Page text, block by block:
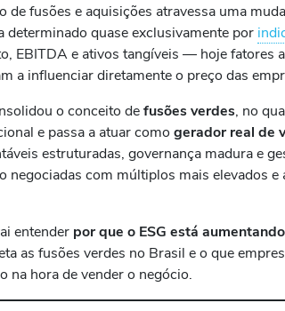
de fusões e aquisições atravessa uma
determinado quase exclusivamente por
EBITDA e ativos tangíveis — hoje fatores
a influenciar diretamente o preço das
o conceito defusões verdes, no
e passa a atuar comogerador real de
estruturadas, governança madura e
negociadas com múltiplos mais elevados
entender por que o ESG está
as fusões verdes no Brasil e o que
na hora de vender o negócio.